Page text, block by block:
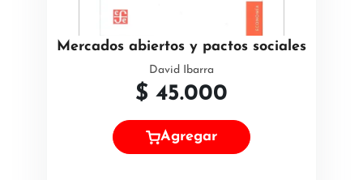
Mercados abiertos y pactos sociales
David Ibarra
$ 45.000
Agregar